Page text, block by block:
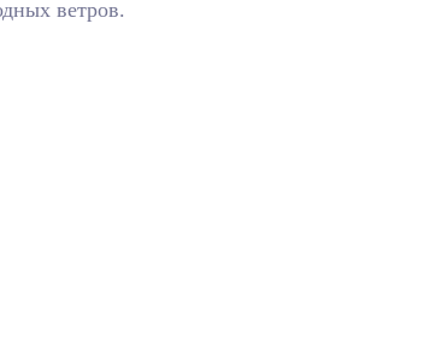
ветров.